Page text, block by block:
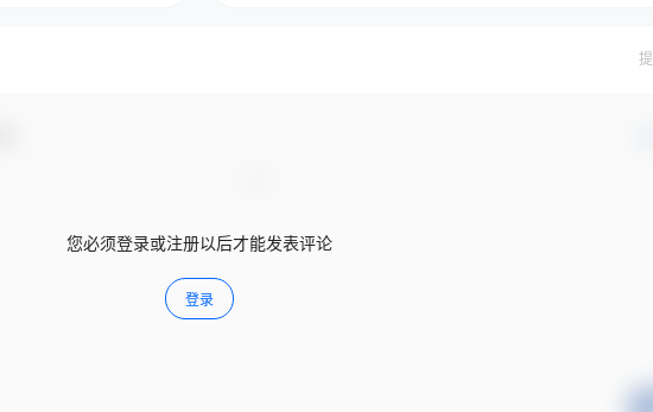
您必须登录或注册以后才能发表评论
登录